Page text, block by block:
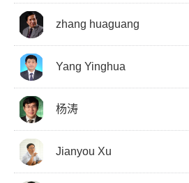
zhang huaguang
Yang Yinghua
杨涛
Jianyou Xu